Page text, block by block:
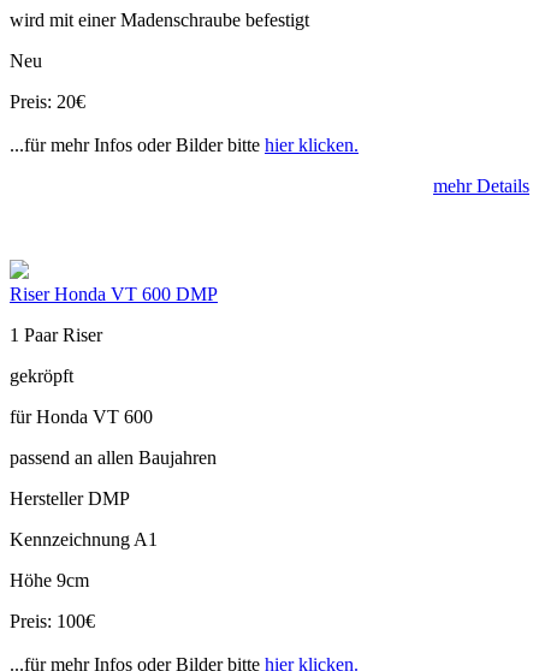
wird mit einer Madenschraube befestigt
Neu
Preis: 20€
...für mehr Infos oder Bilder bitte hier klicken.
mehr Details
Riser Honda VT 600 DMP
1 Paar Riser
gekröpft
für Honda VT 600
passend an allen Baujahren
Hersteller DMP
Kennzeichnung A1
Höhe 9cm
Preis: 100€
...für mehr Infos oder Bilder bitte hier klicken.